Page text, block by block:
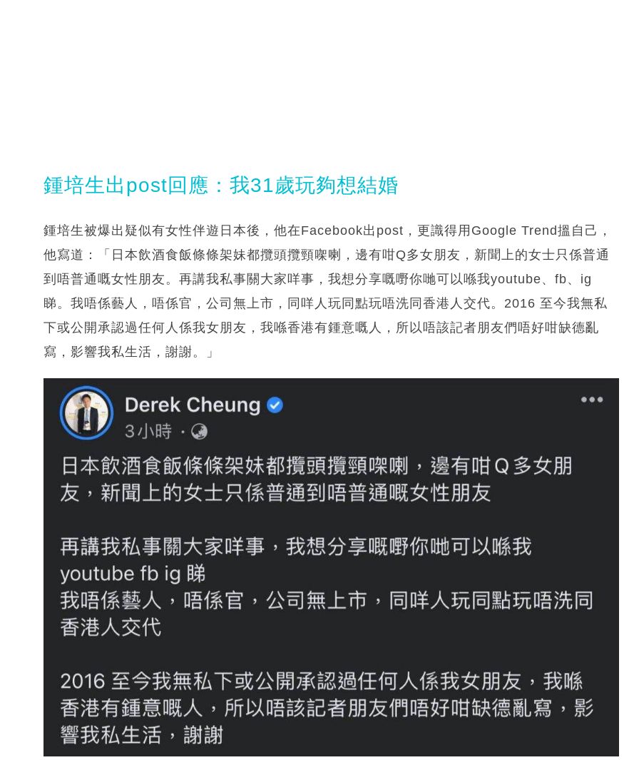
鍾培生出post回應：我31歲玩夠想結婚
鍾培生被爆出疑似有女性伴遊日本後，他在Facebook出post，更識得用Google Trend搵自己，
他寫道：「日本飲酒食飯條條架妹都攬頭攬頸㗎喇，邊有咁Q多女朋友，新聞上的女士只係普通
到唔普通嘅女性朋友。再講我私事關大家咩事，我想分享嘅嘢你哋可以喺我youtube、fb、ig
睇。我唔係藝人，唔係官，公司無上市，同咩人玩同點玩唔洗同香港人交代。2016 至今我無私
下或公開承認過任何人係我女朋友，我喺香港有鍾意嘅人，所以唔該記者朋友們唔好咁缺德亂
寫，影響我私生活，謝謝。」